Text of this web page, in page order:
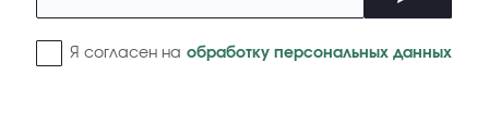
Я согласен на обработку персональных данных